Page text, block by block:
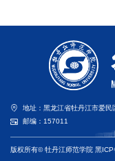
地址：黑龙江省牡丹江市爱民
邮编：157011
版权所有© 牡丹江师范学院 黑